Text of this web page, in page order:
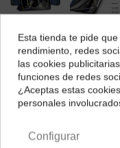
Funda dux
Marca: Dux Ducis
19,39 €
¿Dónde
Selecciona tu
Esta tienda te pide
rendimiento, redes
las cookies
funciones de redes
¿Aceptas estas
personales
Configurar